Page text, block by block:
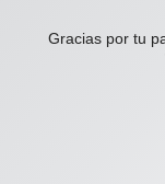
Gracias por tu